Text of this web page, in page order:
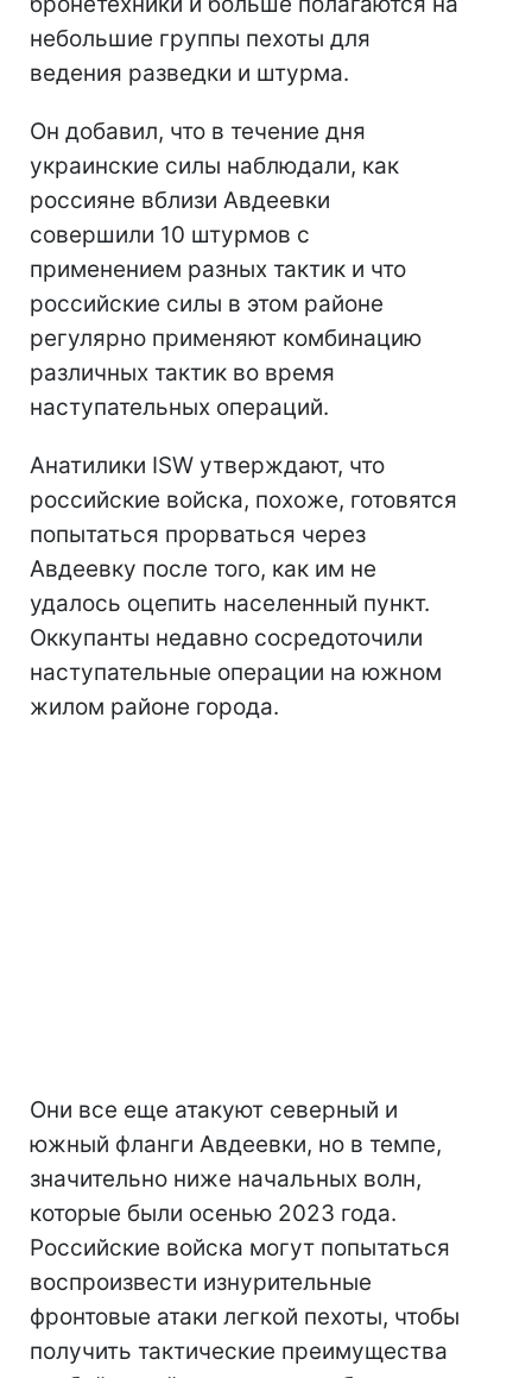
небольшие группы пехоты для
ведения разведки и штурма.
Он добавил, что в течение дня
украинские силы наблюдали, как
россияне вблизи Авдеевки
совершили 10 штурмов с
применением разных тактик и что
российские силы в этом районе
регулярно применяют комбинацию
различных тактик во время
наступательных операций.
Анатилики ISW утверждают, что
российские войска, похоже, готовятся
попытаться прорваться через
Авдеевку после того, как им не
удалось оцепить населенный пункт.
Оккупанты недавно сосредоточили
наступательные операции на южном
жилом районе города.
Они все еще атакуют северный и
южный фланги Авдеевки, но в темпе,
значительно ниже начальных волн,
которые были осенью 2023 года.
Российские войска могут попытаться
воспроизвести изнурительные
фронтовые атаки легкой пехоты, чтобы
получить тактические преимущества